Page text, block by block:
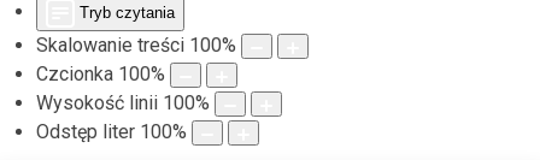
Tryb czytania
Skalowanie treści 100%
Czcionka 100%
Wysokość linii 100%
Odstęp liter 100%